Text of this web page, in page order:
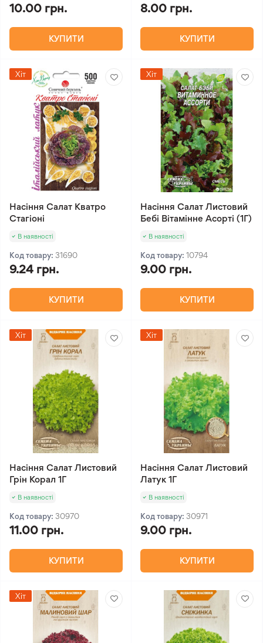
10.00 грн.
КУПИТИ
8.00 грн.
КУПИТИ
Хіт
Насіння Салат Кватро
Стагіоні
В наявності
Код товару: 31690
9.24 грн.
КУПИТИ
Хіт
Насіння Салат Листовий
Бебі Вітамінне Асорті (1Г)
В наявності
Код товару: 10794
9.00 грн.
КУПИТИ
Хіт
Насіння Салат Листовий
Грін Корал 1Г
В наявності
Код товару: 30970
11.00 грн.
КУПИТИ
Хіт
Насіння Салат Листовий
Латук 1Г
В наявності
Код товару: 30971
9.00 грн.
КУПИТИ
Хіт